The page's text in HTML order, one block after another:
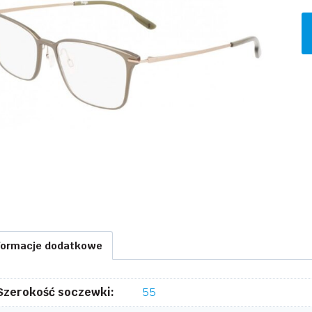
dodatkowe
soczewki:
55